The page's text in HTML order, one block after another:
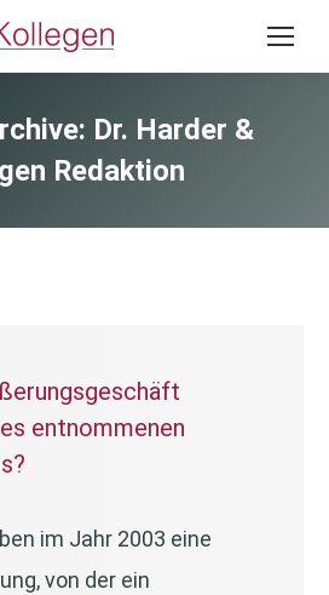
Dr. Harder &
Redaktion
entnommenen
im Jahr 2003 eine
von der ein